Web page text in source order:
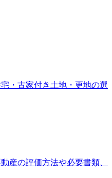
・古家付き土地・更地の選
産の評価方法や必要書類、